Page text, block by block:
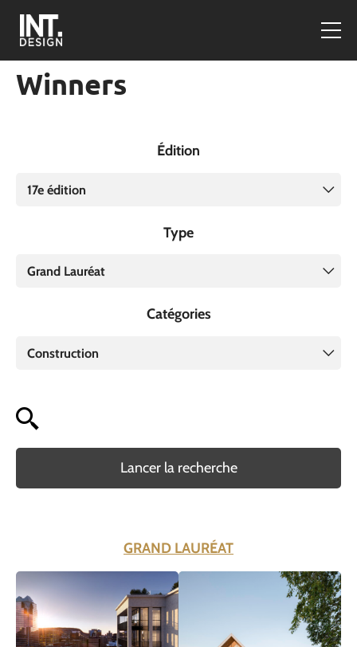
Winners
Édition
17e édition
Type
Grand Lauréat
Catégories
Construction
Lancer la recherche
GRAND LAURÉAT